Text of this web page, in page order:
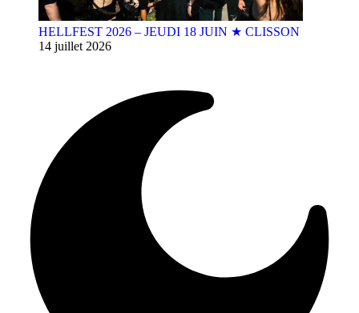
HELLFEST 2026 – JEUDI 18 JUIN ★ CLISSON
14 juillet 2026